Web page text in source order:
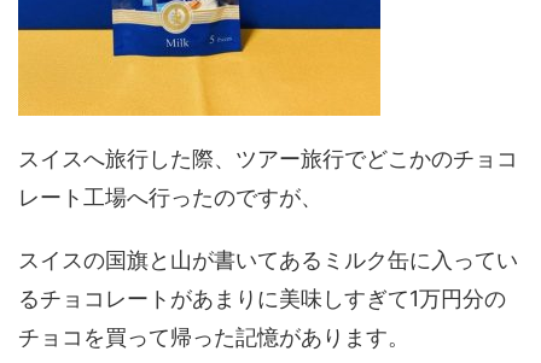
スイスへ旅行した際、ツアー旅行でどこかのチョコ
レート工場へ行ったのですが、
スイスの国旗と山が書いてあるミルク缶に入ってい
るチョコレートがあまりに美味しすぎて1万円分の
チョコを買って帰った記憶があります。